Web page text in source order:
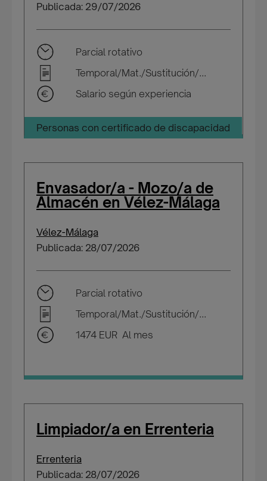
Publicada: 29/07/2026
Parcial rotativo
Temporal/Mat./Sustitución/...
Salario según experiencia
Personas con certificado de discapacidad
Envasador/a - Mozo/a de
Almacén en Vélez-Málaga
Vélez-Málaga
Publicada: 28/07/2026
Parcial rotativo
Temporal/Mat./Sustitución/...
1474 EUR Al mes
Limpiador/a en Errenteria
Errenteria
Publicada: 28/07/2026